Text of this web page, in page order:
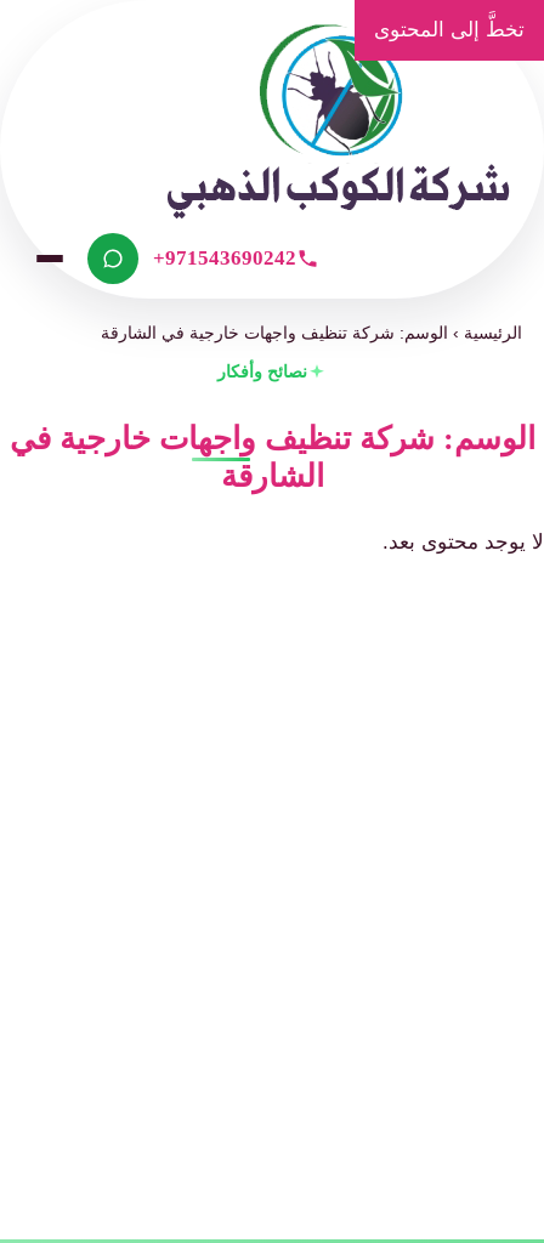
تخطَّ إلى المحتوى
+971543690242
الرئيسية ›الوسم: شركة تنظيف واجهات خارجية في الشارقة
نصائح وأفكار
الوسم: شركة تنظيف واجهات خارجية في
الشارقة
لا يوجد محتوى بعد.